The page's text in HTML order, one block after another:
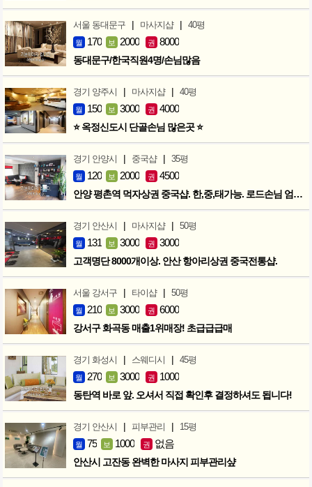
서울 동대문구 | 마사지샵 | 40평
월 170 보 2000 권 8000
동대문구/한국직원4명/손님많음
경기 양주시 | 마사지샵 | 40평
월 150 보 3000 권 4000
⭐ 옥정신도시 단골손님 많은곳 ⭐
경기 안양시 | 중국샵 | 35평
월 120 보 2000 권 4500
안양 평촌역 먹자상권 중국샵. 한,중,태가능. 로드손님 엄청많아요!
경기 안산시 | 마사지샵 | 50평
월 131 보 3000 권 3000
고객명단 8000개이상. 안산 항아리상권 중국전통샵.
서울 강서구 | 타이샵 | 50평
월 210 보 3000 권 6000
강서구 화곡동 매출1위매장! 초급급급매
경기 화성시 | 스웨디시 | 45평
월 270 보 3000 권 1000
동탄역 바로 앞. 오셔서 직접 확인후 결정하셔도 됩니다!
경기 안산시 | 피부관리 | 15평
월 75 보 1000 권 없음
안산시 고잔동 완벽한 마사지 피부관리샾